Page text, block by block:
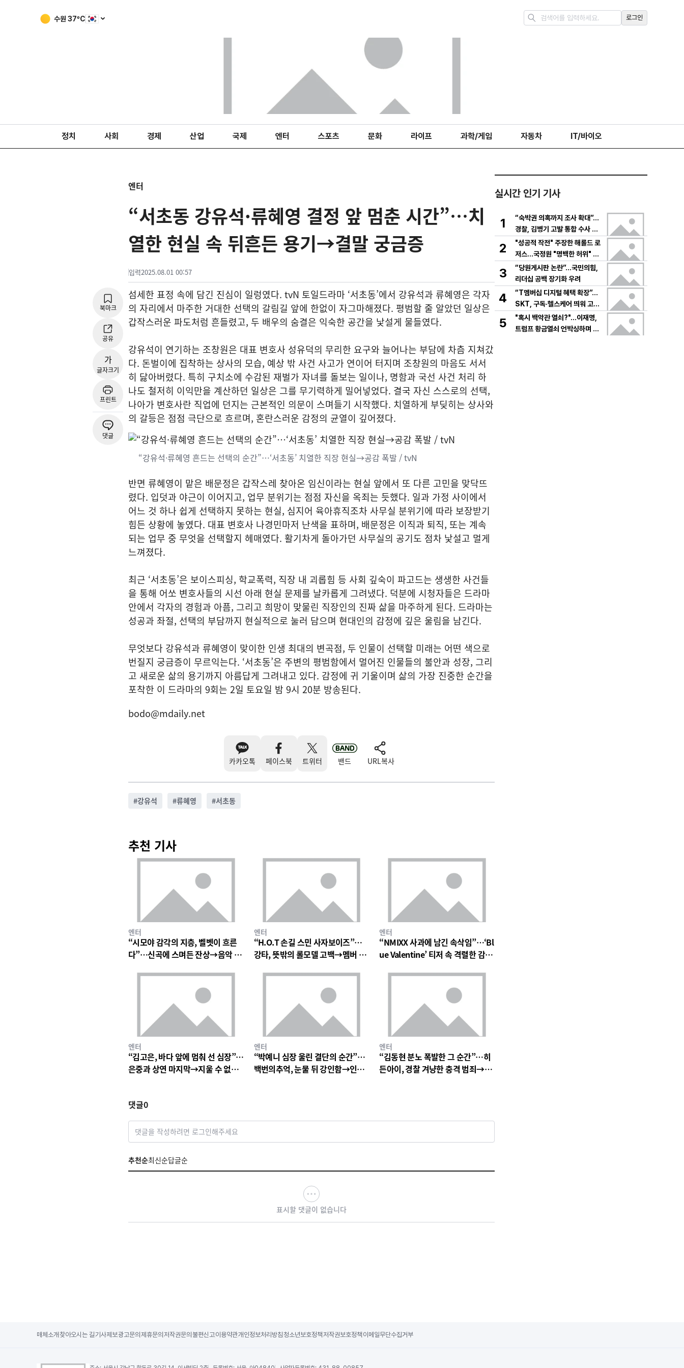
수원 37ºC 로그인
정치 사회 경제 산업 국제 엔터 스포츠 문화 라이프 과학/게임 자동차 IT/바이오
엔터
“서초동 강유석·류혜영 결정 앞 멈춘 시간”…치
열한 현실 속 뒤흔든 용기→결말 궁금증
입력2025.08.01 00:57
북마크
공유
가
글자크기
프린트
댓글
섬세한 표정 속에 담긴 진심이 일렁였다. tvN 토일드라마 ‘서초동’에서 강유석과 류혜영은 각자
의 자리에서 마주한 거대한 선택의 갈림길 앞에 한없이 자그마해졌다. 평범할 줄 알았던 일상은
갑작스러운 파도처럼 흔들렸고, 두 배우의 숨결은 익숙한 공간을 낯설게 물들였다.
강유석이 연기하는 조창원은 대표 변호사 성유덕의 무리한 요구와 늘어나는 부담에 차츰 지쳐갔
다. 돈벌이에 집착하는 상사의 모습, 예상 밖 사건 사고가 연이어 터지며 조창원의 마음도 서서
히 닳아버렸다. 특히 구치소에 수감된 재벌가 자녀를 돌보는 일이나, 명함과 국선 사건 처리 하
나도 철저히 이익만을 계산하던 일상은 그를 무기력하게 밀어넣었다. 결국 자신 스스로의 선택,
나아가 변호사란 직업에 던지는 근본적인 의문이 스며들기 시작했다. 치열하게 부딪히는 상사와
의 갈등은 점점 극단으로 흐르며, 혼란스러운 감정의 균열이 깊어졌다.
“강유석·류혜영 흔드는 선택의 순간”…‘서초동’ 치열한 직장 현실→공감 폭발 / tvN
반면 류혜영이 맡은 배문정은 갑작스레 찾아온 임신이라는 현실 앞에서 또 다른 고민을 맞닥뜨
렸다. 입덧과 야근이 이어지고, 업무 분위기는 점점 자신을 옥죄는 듯했다. 일과 가정 사이에서
어느 것 하나 쉽게 선택하지 못하는 현실, 심지어 육아휴직조차 사무실 분위기에 따라 보장받기
힘든 상황에 놓였다. 대표 변호사 나경민마저 난색을 표하며, 배문정은 이직과 퇴직, 또는 계속
되는 업무 중 무엇을 선택할지 헤매였다. 활기차게 돌아가던 사무실의 공기도 점차 낯설고 멀게
느껴졌다.
최근 ‘서초동’은 보이스피싱, 학교폭력, 직장 내 괴롭힘 등 사회 깊숙이 파고드는 생생한 사건들
을 통해 어쏘 변호사들의 시선 아래 현실 문제를 날카롭게 그려냈다. 덕분에 시청자들은 드라마
안에서 각자의 경험과 아픔, 그리고 희망이 맞물린 직장인의 진짜 삶을 마주하게 된다. 드라마는
성공과 좌절, 선택의 부담까지 현실적으로 눌러 담으며 현대인의 감정에 깊은 울림을 남긴다.
무엇보다 강유석과 류혜영이 맞이한 인생 최대의 변곡점, 두 인물이 선택할 미래는 어떤 색으로
번질지 궁금증이 무르익는다. ‘서초동’은 주변의 평범함에서 멀어진 인물들의 불안과 성장, 그리
고 새로운 삶의 용기까지 아름답게 그려내고 있다. 감정에 귀 기울이며 삶의 가장 진중한 순간을
포착한 이 드라마의 9회는 2일 토요일 밤 9시 20분 방송된다.
bodo@mdaily.net
카카오톡 페이스북 트위터 밴드 URL복사
#강유석 #류혜영 #서초동
추천 기사
엔터
“시모야 감각의 지층, 벨벳이 흐른
다”…신곡에 스며든 잔상→음악 팬
엔터
“H.O.T 손길 스민 사자보이즈”…
강타, 뜻밖의 롤모델 고백→멤버 폭
엔터
“NMIXX 사과에 남긴 속삭임”…‘Bl
ue Valentine’ 티저 속 격렬한 감정
엔터
“김고은, 바다 앞에 멈춰 선 심장”…
은중과 상연 마지막→지울 수 없는
엔터
“박예니 심장 울린 결단의 순간”…
백번의추억, 눈물 뒤 강인함→인물
엔터
“김동현 분노 폭발한 그 순간”…히
든아이, 경찰 겨냥한 충격 범죄→출
댓글0
댓글을 작성하려면 로그인해주세요
추천순최신순답글순
표시할 댓글이 없습니다
실시간 인기 기사
1
“숙박권 의혹까지 조사 확대”…
경찰, 김병기 고발 통합 수사 속
도
2
"성공적 작전" 주장한 해롤드 로
저스…국정원 "명백한 허위" 정
면 충돌
3
“당원게시판 논란”…국민의힘,
리더십 공백 장기화 우려
4
“T멤버십 디지털 혜택 확장”…
SKT, 구독·헬스케어 띄워 고객
락인
5
"혹시 백악관 열쇠?"…이재명,
트럼프 황금열쇠 언박싱하며 한
매체소개 찾아오시는 길기사제보광고문의 제휴문의 저작권문의 불편신고이용약관개인정보처리방침 청소년보호정책저작권보호정책 이메일무단수집거부